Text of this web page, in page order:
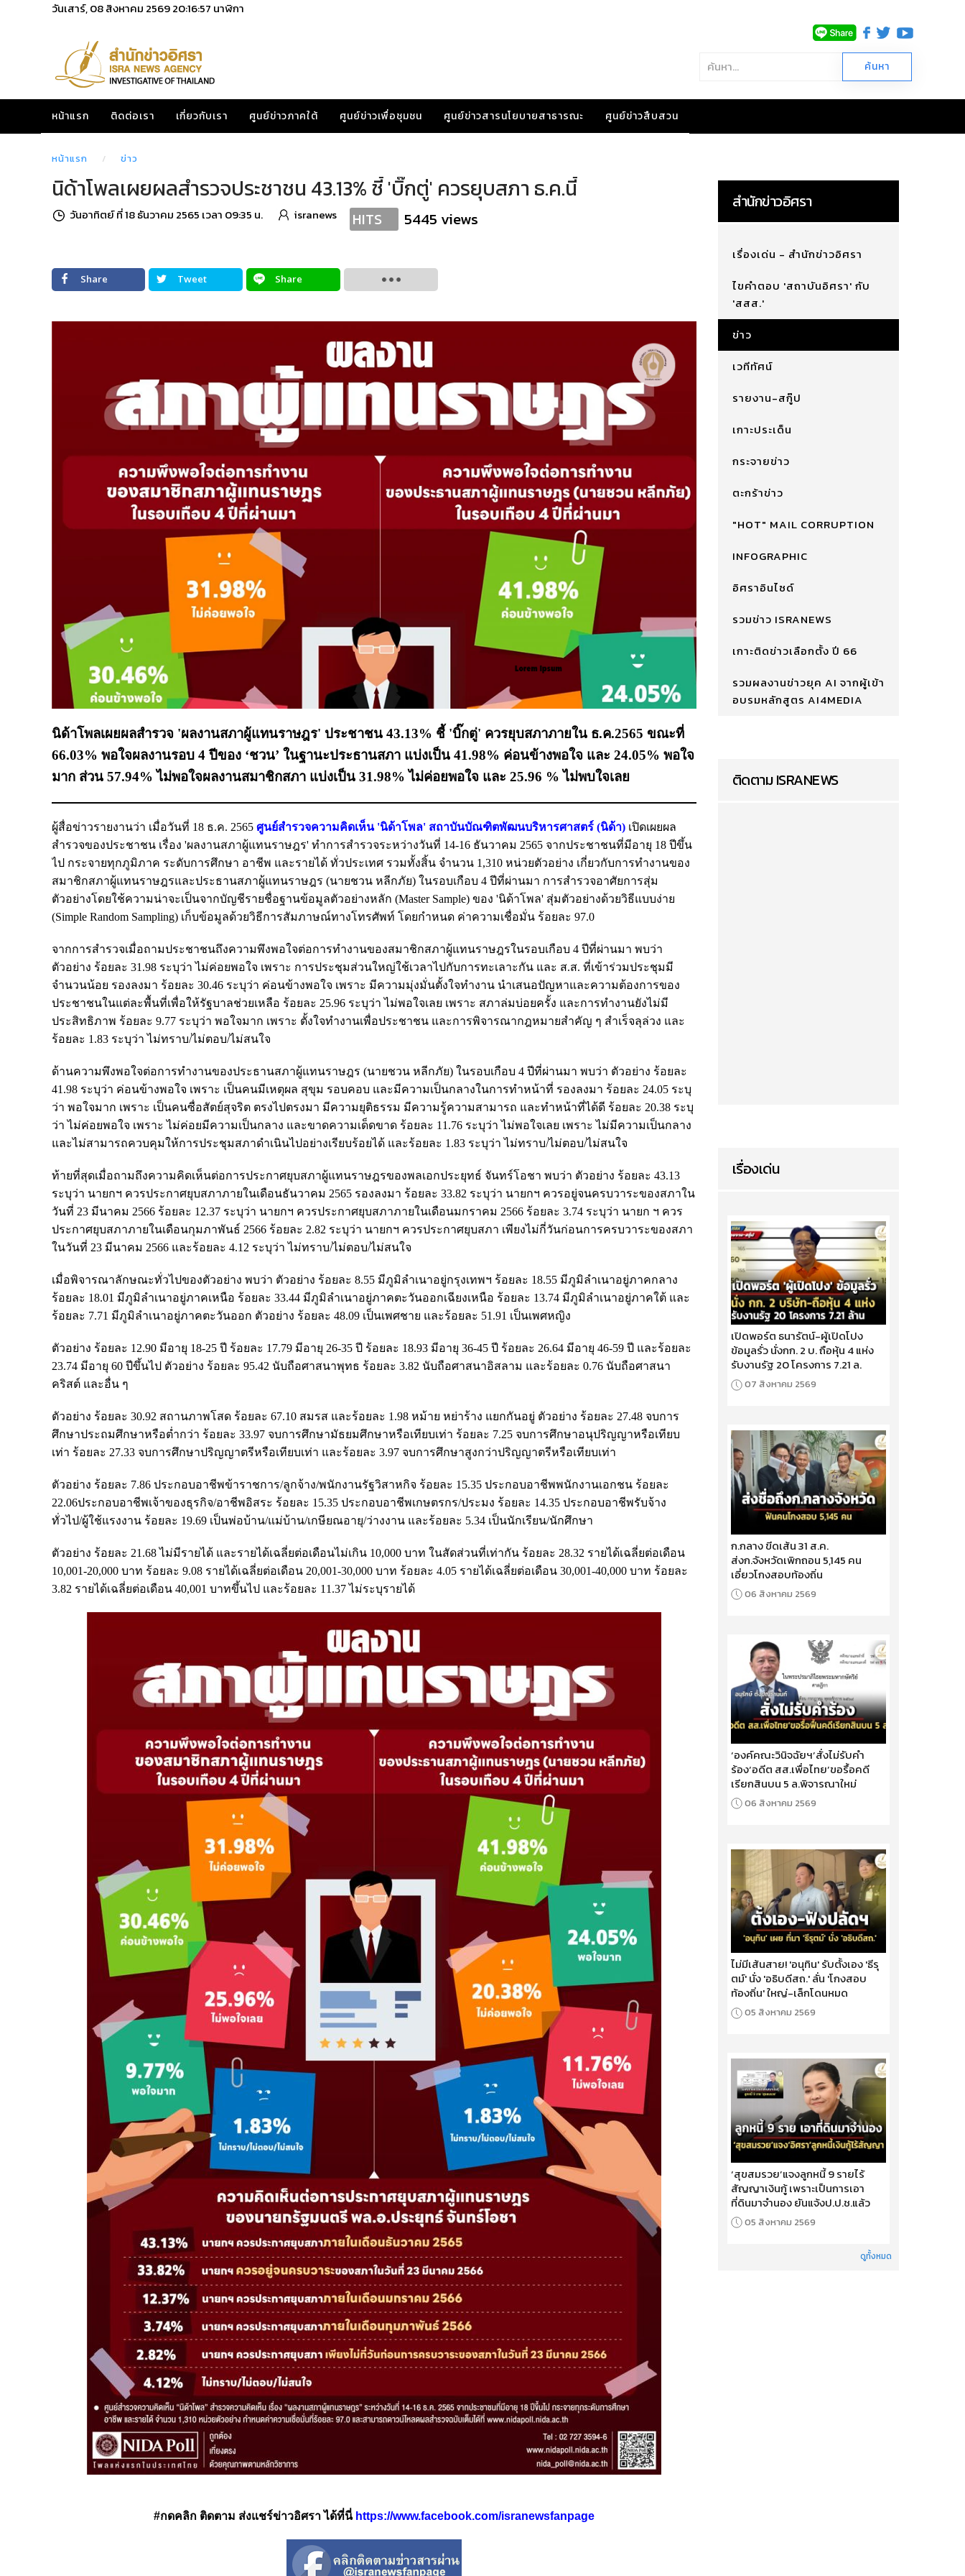
วันเสาร์, 08 สิงหาคม 256920:16:59 นาฬิกา
หน้าแรก ติดต่อเรา เกี่ยวกับเรา ศูนย์ข่าวภาคใต้ ศูนย์ข่าวเพื่อชุมชน ศูนย์ข่าวสารนโยบายสาธารณะ ศูนย์ข่าวสืบสวน
หน้าแรก ข่าว
นิด้าโพลเผยผลสำรวจประชาชน 43.13% ชี้ 'บิ๊กตู่' ควรยุบสภา ธ.ค.นี้
วันอาทิตย์ ที่ 18 ธันวาคม 2565 เวลา 09:35 น. isranews HITS 5445 views
Share Tweet Share
นิด้าโพลเผยผลสำรวจ 'ผลงานสภาผู้แทนราษฎร' ประชาชน 43.13% ชี้ 'บิ๊กตู่' ควรยุบสภาภายใน ธ.ค.2565 ขณะที่
66.03% พอใจผลงานรอบ 4 ปีของ ‘ชวน’ ในฐานะประธานสภา แบ่งเป็น 41.98% ค่อนข้างพอใจ และ 24.05% พอใจ
มาก ส่วน 57.94% ไม่พอใจผลงานสมาชิกสภา แบ่งเป็น 31.98% ไม่ค่อยพอใจ และ 25.96 % ไม่พบใจเลย
ผู้สื่อข่าวรายงานว่า เมื่อวันที่ 18 ธ.ค. 2565 ศูนย์สำรวจความคิดเห็น 'นิด้าโพล' สถาบันบัณฑิตพัฒนบริหารศาสตร์ (นิด้า) เปิดเผยผล
สำรวจของประชาชน เรื่อง 'ผลงานสภาผู้แทนราษฎร' ทำการสำรวจระหว่างวันที่ 14-16 ธันวาคม 2565 จากประชาชนที่มีอายุ 18 ปีขึ้น
ไป กระจายทุกภูมิภาค ระดับการศึกษา อาชีพ และรายได้ ทั่วประเทศ รวมทั้งสิ้น จำนวน 1,310 หน่วยตัวอย่าง เกี่ยวกับการทำงานของ
สมาชิกสภาผู้แทนราษฎรและประธานสภาผู้แทนราษฎร (นายชวน หลีกภัย) ในรอบเกือบ 4 ปีที่ผ่านมา การสำรวจอาศัยการสุ่ม
ตัวอย่างโดยใช้ความน่าจะเป็นจากบัญชีรายชื่อฐานข้อมูลตัวอย่างหลัก (Master Sample) ของ 'นิด้าโพล' สุ่มตัวอย่างด้วยวิธีแบบง่าย
(Simple Random Sampling) เก็บข้อมูลด้วยวิธีการสัมภาษณ์ทางโทรศัพท์ โดยกำหนด ค่าความเชื่อมั่น ร้อยละ 97.0
จากการสำรวจเมื่อถามประชาชนถึงความพึงพอใจต่อการทำงานของสมาชิกสภาผู้แทนราษฎรในรอบเกือบ 4 ปีที่ผ่านมา พบว่า
ตัวอย่าง ร้อยละ 31.98 ระบุว่า ไม่ค่อยพอใจ เพราะ การประชุมส่วนใหญ่ใช้เวลาไปกับการทะเลาะกัน และ ส.ส. ที่เข้าร่วมประชุมมี
จำนวนน้อย รองลงมา ร้อยละ 30.46 ระบุว่า ค่อนข้างพอใจ เพราะ มีความมุ่งมั่นตั้งใจทำงาน นำเสนอปัญหาและความต้องการของ
ประชาชนในแต่ละพื้นที่เพื่อให้รัฐบาลช่วยเหลือ ร้อยละ 25.96 ระบุว่า ไม่พอใจเลย เพราะ สภาล่มบ่อยครั้ง และการทำงานยังไม่มี
ประสิทธิภาพ ร้อยละ 9.77 ระบุว่า พอใจมาก เพราะ ตั้งใจทำงานเพื่อประชาชน และการพิจารณากฎหมายสำคัญ ๆ สำเร็จลุล่วง และ
ร้อยละ 1.83 ระบุว่า ไม่ทราบ/ไม่ตอบ/ไม่สนใจ
ด้านความพึงพอใจต่อการทำงานของประธานสภาผู้แทนราษฎร (นายชวน หลีกภัย) ในรอบเกือบ 4 ปีที่ผ่านมา พบว่า ตัวอย่าง ร้อยละ
41.98 ระบุว่า ค่อนข้างพอใจ เพราะ เป็นคนมีเหตุผล สุขุม รอบคอบ และมีความเป็นกลางในการทำหน้าที่ รองลงมา ร้อยละ 24.05 ระบุ
ว่า พอใจมาก เพราะ เป็นคนซื่อสัตย์สุจริต ตรงไปตรงมา มีความยุติธรรม มีความรู้ความสามารถ และทำหน้าที่ได้ดี ร้อยละ 20.38 ระบุ
ว่า ไม่ค่อยพอใจ เพราะ ไม่ค่อยมีความเป็นกลาง และขาดความเด็ดขาด ร้อยละ 11.76 ระบุว่า ไม่พอใจเลย เพราะ ไม่มีความเป็นกลาง
และไม่สามารถควบคุมให้การประชุมสภาดำเนินไปอย่างเรียบร้อยได้ และร้อยละ 1.83 ระบุว่า ไม่ทราบ/ไม่ตอบ/ไม่สนใจ
ท้ายที่สุดเมื่อถามถึงความคิดเห็นต่อการประกาศยุบสภาผู้แทนราษฎรของพลเอกประยุทธ์ จันทร์โอชา พบว่า ตัวอย่าง ร้อยละ 43.13
ระบุว่า นายกฯ ควรประกาศยุบสภาภายในเดือนธันวาคม 2565 รองลงมา ร้อยละ 33.82 ระบุว่า นายกฯ ควรอยู่จนครบวาระของสภาใน
วันที่ 23 มีนาคม 2566 ร้อยละ 12.37 ระบุว่า นายกฯ ควรประกาศยุบสภาภายในเดือนมกราคม 2566 ร้อยละ 3.74 ระบุว่า นายก ฯ ควร
ประกาศยุบสภาภายในเดือนกุมภาพันธ์ 2566 ร้อยละ 2.82 ระบุว่า นายกฯ ควรประกาศยุบสภา เพียงไม่กี่วันก่อนการครบวาระของสภา
ในวันที่ 23 มีนาคม 2566 และร้อยละ 4.12 ระบุว่า ไม่ทราบ/ไม่ตอบ/ไม่สนใจ
เมื่อพิจารณาลักษณะทั่วไปของตัวอย่าง พบว่า ตัวอย่าง ร้อยละ 8.55 มีภูมิลำเนาอยู่กรุงเทพฯ ร้อยละ 18.55 มีภูมิลำเนาอยู่ภาคกลาง
ร้อยละ 18.01 มีภูมิลำเนาอยู่ภาคเหนือ ร้อยละ 33.44 มีภูมิลำเนาอยู่ภาคตะวันออกเฉียงเหนือ ร้อยละ 13.74 มีภูมิลำเนาอยู่ภาคใต้ และ
ร้อยละ 7.71 มีภูมิลำเนาอยู่ภาคตะวันออก ตัวอย่าง ร้อยละ 48.09 เป็นเพศชาย และร้อยละ 51.91 เป็นเพศหญิง
ตัวอย่าง ร้อยละ 12.90 มีอายุ 18-25 ปี ร้อยละ 17.79 มีอายุ 26-35 ปี ร้อยละ 18.93 มีอายุ 36-45 ปี ร้อยละ 26.64 มีอายุ 46-59 ปี และร้อยละ
23.74 มีอายุ 60 ปีขึ้นไป ตัวอย่าง ร้อยละ 95.42 นับถือศาสนาพุทธ ร้อยละ 3.82 นับถือศาสนาอิสลาม และร้อยละ 0.76 นับถือศาสนา
คริสต์ และอื่น ๆ
ตัวอย่าง ร้อยละ 30.92 สถานภาพโสด ร้อยละ 67.10 สมรส และร้อยละ 1.98 หม้าย หย่าร้าง แยกกันอยู่ ตัวอย่าง ร้อยละ 27.48 จบการ
ศึกษาประถมศึกษาหรือต่ำกว่า ร้อยละ 33.97 จบการศึกษามัธยมศึกษาหรือเทียบเท่า ร้อยละ 7.25 จบการศึกษาอนุปริญญาหรือเทียบ
เท่า ร้อยละ 27.33 จบการศึกษาปริญญาตรีหรือเทียบเท่า และร้อยละ 3.97 จบการศึกษาสูงกว่าปริญญาตรีหรือเทียบเท่า
ตัวอย่าง ร้อยละ 7.86 ประกอบอาชีพข้าราชการ/ลูกจ้าง/พนักงานรัฐวิสาหกิจ ร้อยละ 15.35 ประกอบอาชีพพนักงานเอกชน ร้อยละ
22.06ประกอบอาชีพเจ้าของธุรกิจ/อาชีพอิสระ ร้อยละ 15.35 ประกอบอาชีพเกษตรกร/ประมง ร้อยละ 14.35 ประกอบอาชีพรับจ้าง
ทั่วไป/ผู้ใช้แรงงาน ร้อยละ 19.69 เป็นพ่อบ้าน/แม่บ้าน/เกษียณอายุ/ว่างงาน และร้อยละ 5.34 เป็นนักเรียน/นักศึกษา
ตัวอย่าง ร้อยละ 21.68 ไม่มีรายได้ และรายได้เฉลี่ยต่อเดือนไม่เกิน 10,000 บาท ในสัดส่วนที่เท่ากัน ร้อยละ 28.32 รายได้เฉลี่ยต่อเดือน
10,001-20,000 บาท ร้อยละ 9.08 รายได้เฉลี่ยต่อเดือน 20,001-30,000 บาท ร้อยละ 4.05 รายได้เฉลี่ยต่อเดือน 30,001-40,000 บาท ร้อยละ
3.82 รายได้เฉลี่ยต่อเดือน 40,001 บาทขึ้นไป และร้อยละ 11.37 ไม่ระบุรายได้
#กดคลิก ติดตาม ส่งแชร์ข่าวอิศรา ได้ที่นี่ https://www.facebook.com/isranewsfanpage
สำนักข่าวอิศรา
เรื่องเด่น - สำนักข่าวอิศรา
ไขคำตอบ 'สถาบันอิศรา' กับ
'สสส.'
ข่าว
เวทีทัศน์
รายงาน-สกู๊ป
เกาะประเด็น
กระจายข่าว
ตะกร้าข่าว
"HOT" MAIL CORRUPTION
INFOGRAPHIC
อิศราอินไซด์
รวมข่าว ISRANEWS
เกาะติดข่าวเลือกตั้ง ปี 66
รวมผลงานข่าวยุค AI จากผู้เข้า
อบรมหลักสูตร AI4MEDIA
ติดตาม ISRANEWS
เรื่องเด่น
เปิดพอร์ต ธนารัตน์-ผู้เปิดโปง
ข้อมูลรั่ว นั่งกก. 2 บ. ถือหุ้น 4 แห่ง
รับงานรัฐ 20 โครงการ 7.21 ล.
07 สิงหาคม 2569
ก.กลาง ขีดเส้น 31 ส.ค.
ส่งก.จังหวัดเพิกถอน 5,145 คน
เอี่ยวโกงสอบท้องถิ่น
06 สิงหาคม 2569
‘องค์คณะวินิจฉัยฯ’สั่งไม่รับคำ
ร้อง‘อดีต สส.เพื่อไทย’ขอรื้อคดี
เรียกสินบน 5 ล.พิจารณาใหม่
06 สิงหาคม 2569
ไม่มีเส้นสาย! 'อนุทิน' รับตั้งเอง 'ธีรุ
ตม์' นั่ง 'อธิบดีสถ.' ลั่น 'โกงสอบ
ท้องถิ่น' ใหญ่-เล็กโดนหมด
05 สิงหาคม 2569
‘สุขสมรวย’แจงลูกหนี้ 9 รายไร้
สัญญาเงินกู้ เพราะเป็นการเอา
ที่ดินมาจำนอง ยันแจ้งป.ป.ช.แล้ว
05 สิงหาคม 2569
ดูทั้งหมด